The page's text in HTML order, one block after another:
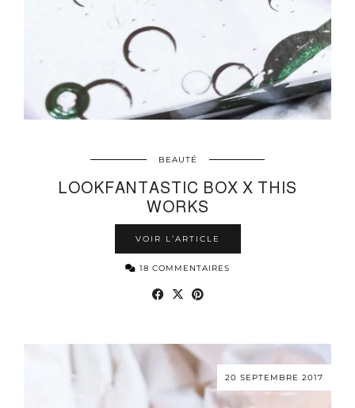
BEAUTÉ
LOOKFANTASTIC BOX X THIS
WORKS
VOIR L’ARTICLE
18 COMMENTAIRES
20 SEPTEMBRE 2017